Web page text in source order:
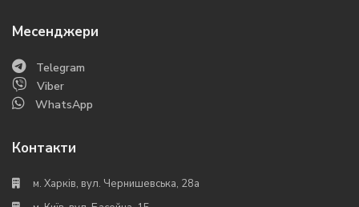
Месенджери
Telegram
Viber
WhatsApp
Контакти
м. Харків, вул. Чернишевська, 28а